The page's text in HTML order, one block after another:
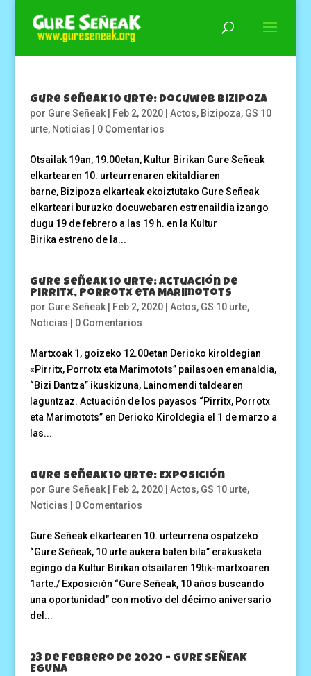
Gure Señeak 10 urte: Docuweb Bizipoza
por Gure Señeak| Feb 2, 2020| Actos, Bizipoza, GS 10
urte, Noticias 0 Comentarios
Otsailak 19an, 19.00etan, Kultur Birikan Gure Señeak
elkartearen 10. urteurrenaren ekitaldiaren
barne, Bizipoza elkarteak ekoiztutako Gure Señeak
elkarteari buruzko docuwebaren estrenaildia izango
dugu 19 de febrero a las 19 h. en la Kultur
Birika estreno de la...
Gure Señeak 10 urte: Actuación de
Pirritx, Porrotx eta Marimotots
por Gure Señeak| Feb 2, 2020| Actos, GS 10 urte,
Noticias
0 Comentarios
Martxoak 1, goizeko 12.00etan Derioko kiroldegian
«Pirritx, Porrotx eta Marimotots” pailasoen emanaldia,
“Bizi Dantza” ikuskizuna, Lainomendi taldearen
laguntzaz. Actuación de los payasos “Pirritx, Porrotx
eta Marimotots” en Derioko Kiroldegia el 1 de marzo a
las...
Gure Señeak 10 urte: Exposición
por Gure Señeak| Feb 2, 2020| Actos, GS 10 urte,
Noticias
0 Comentarios
Gure Señeak elkartearen 10. urteurrena ospatzeko
“Gure Señeak, 10 urte aukera baten bila” erakusketa
egingo da Kultur Birikan otsailaren 19tik-martxoaren
1arte./ Exposición “Gure Señeak, 10 años buscando
una oportunidad” con motivo del décimo aniversario
del...
23 de febrero de 2020 – GURE SEÑEAK
EGUNA